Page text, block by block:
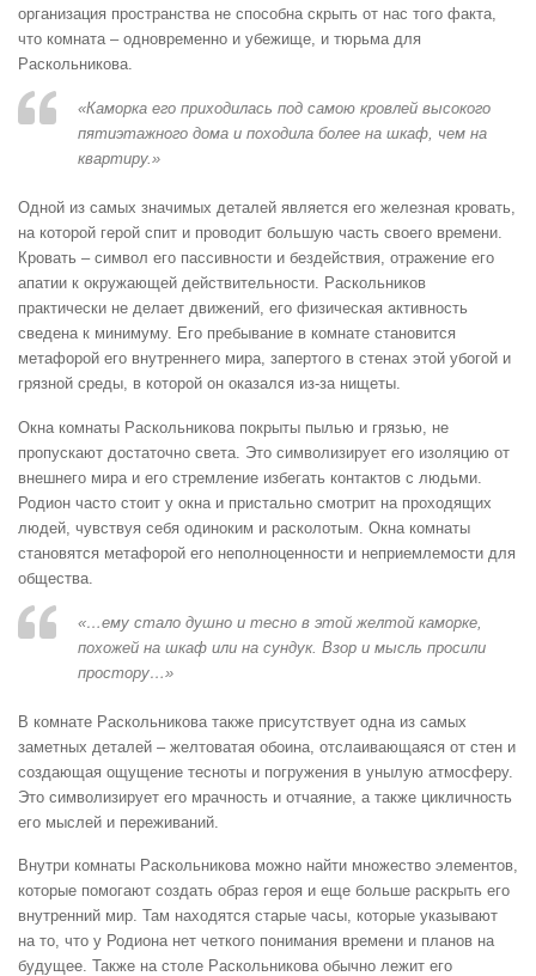
организация пространства не способна скрыть от нас того факта,
что комната – одновременно и убежище, и тюрьма для
Раскольникова.
«Каморка его приходилась под самою кровлей высокого
пятиэтажного дома и походила более на шкаф, чем на
квартиру.»
Одной из самых значимых деталей является его железная кровать,
на которой герой спит и проводит большую часть своего времени.
Кровать – символ его пассивности и бездействия, отражение его
апатии к окружающей действительности. Раскольников
практически не делает движений, его физическая активность
сведена к минимуму. Его пребывание в комнате становится
метафорой его внутреннего мира, запертого в стенах этой убогой и
грязной среды, в которой он оказался из-за нищеты.
Окна комнаты Раскольникова покрыты пылью и грязью, не
пропускают достаточно света. Это символизирует его изоляцию от
внешнего мира и его стремление избегать контактов с людьми.
Родион часто стоит у окна и пристально смотрит на проходящих
людей, чувствуя себя одиноким и расколотым. Окна комнаты
становятся метафорой его неполноценности и неприемлемости для
общества.
«…ему стало душно и тесно в этой желтой каморке,
похожей на шкаф или на сундук. Взор и мысль просили
простору…»
В комнате Раскольникова также присутствует одна из самых
заметных деталей – желтоватая обоина, отслаивающаяся от стен и
создающая ощущение тесноты и погружения в унылую атмосферу.
Это символизирует его мрачность и отчаяние, а также цикличность
его мыслей и переживаний.
Внутри комнаты Раскольникова можно найти множество элементов,
которые помогают создать образ героя и еще больше раскрыть его
внутренний мир. Там находятся старые часы, которые указывают
на то, что у Родиона нет четкого понимания времени и планов на
будущее. Также на столе Раскольникова обычно лежит его